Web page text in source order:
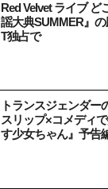
Red Velvet ライブ
謡大典SUMMER』
T独占で
トランスジェンダ
スリップ×コメディ
す少女ちゃん』予告